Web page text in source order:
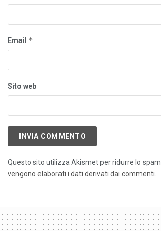
Email *
Sito web
Questo sito utilizza Akismet per ridurre lo spam.
vengono elaborati i dati derivati dai commenti